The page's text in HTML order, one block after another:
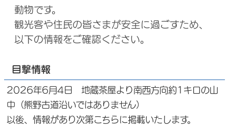
動物です。
観光客や住民の皆さまが安全に過ごすため、
以下の情報をご確認ください。
目撃情報
2026年6月4日 地蔵茶屋より南西方向約1キロの山
中（熊野古道沿いではありません）
以後、情報があり次第こちらに掲載いたします。